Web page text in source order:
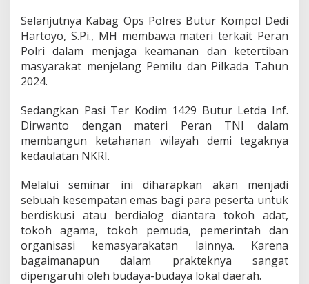
Selanjutnya Kabag Ops Polres Butur Kompol Dedi
Hartoyo, S.Pi., MH membawa materi terkait Peran
Polri dalam menjaga keamanan dan ketertiban
masyarakat menjelang Pemilu dan Pilkada Tahun
2024.
Sedangkan Pasi Ter Kodim 1429 Butur Letda Inf.
Dirwanto dengan materi Peran TNI dalam
membangun ketahanan wilayah demi tegaknya
kedaulatan NKRI.
Melalui seminar ini diharapkan akan menjadi
sebuah kesempatan emas bagi para peserta untuk
berdiskusi atau berdialog diantara tokoh adat,
tokoh agama, tokoh pemuda, pemerintah dan
organisasi kemasyarakatan lainnya. Karena
bagaimanapun dalam prakteknya sangat
dipengaruhi oleh budaya-budaya lokal daerah.